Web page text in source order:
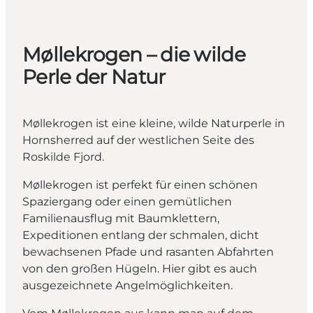
Møllekrogen – die wilde
Perle der Natur
Møllekrogen ist eine kleine, wilde Naturperle in
Hornsherred auf der westlichen Seite des
Roskilde Fjord.
Møllekrogen ist perfekt für einen schönen
Spaziergang oder einen gemütlichen
Familienausflug mit Baumklettern,
Expeditionen entlang der schmalen, dicht
bewachsenen Pfade und rasanten Abfahrten
von den großen Hügeln. Hier gibt es auch
ausgezeichnete Angelmöglichkeiten.